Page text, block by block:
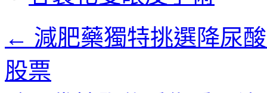
← 減肥藥獨特挑選降尿
股票